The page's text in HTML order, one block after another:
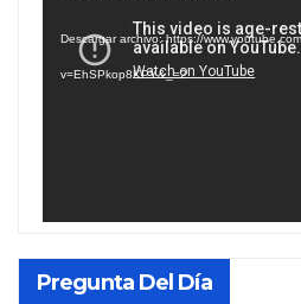
vídeo
Descargar archivo: https://
v=EhSPkop8KPY&_=2
Pregunta Del Día